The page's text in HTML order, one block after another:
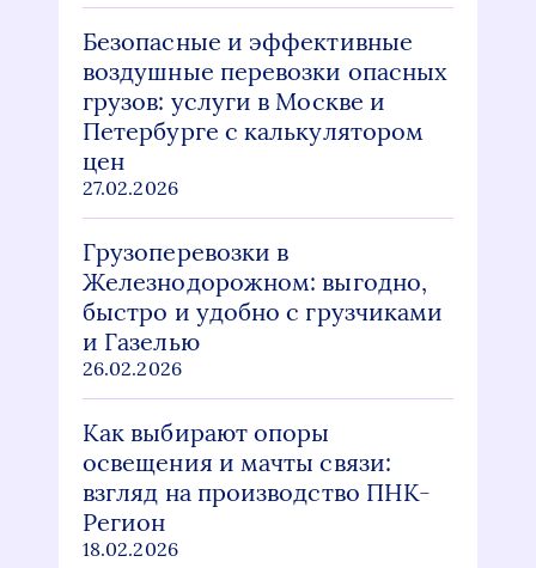
Безопасные и эффективные
воздушные перевозки опасных
грузов: услуги в Москве и
Петербурге с калькулятором
цен
27.02.2026
Грузоперевозки в
Железнодорожном: выгодно,
быстро и удобно с грузчиками
и Газелью
26.02.2026
Как выбирают опоры
освещения и мачты связи:
взгляд на производство ПНК-
Регион
18.02.2026